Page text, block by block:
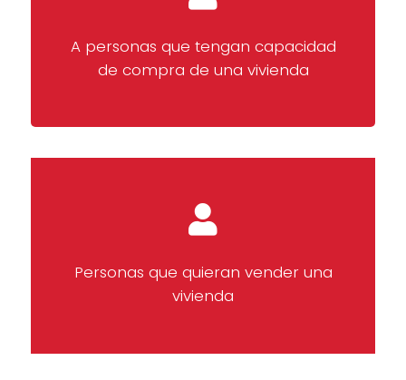
A personas que tengan capacidad
de compra de una vivienda
Personas que quieran vender una
vivienda